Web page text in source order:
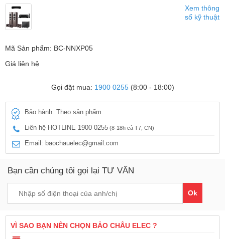
Xem thông
số kỹ thuật
Mã Sản phẩm: BC-NNXP05
Giá liên hệ
Gọi đặt mua: 1900 0255(8:00 - 18:00)
Bảo hành: Theo sản phẩm.
Liên hệ HOTLINE 1900 0255 (8-18h cả T7, CN)
Email: baochauelec@gmail.com
Bạn cần chúng tôi gọi lại TƯ VẤN
Ok
VÌ SAO BẠN NÊN CHỌN BẢO CHÂU ELEC ?